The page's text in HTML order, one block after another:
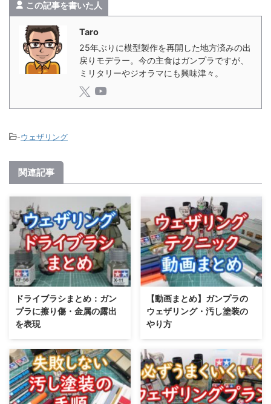
この記事を書いた人
Taro
25年ぶりに模型製作を再開した地方済みの出
戻りモデラー。今の主食はガンプラですが、
ミリタリーやジオラマにも興味津々。
-ウェザリング
関連記事
ドライブラシまとめ：ガン
プラに擦り傷・金属の露出
を表現
【動画まとめ】ガンプラの
ウェザリング・汚し塗装の
やり方